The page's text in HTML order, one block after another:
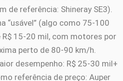
de referência: Shineray SE3).
“usável” (algo como 75-100
15-20 mil, com motores por
perto de 80-90 km/h.
desempenho: R$ 25-30 mil+
referência de preço: Auper